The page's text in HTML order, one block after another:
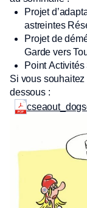
Projet
astreintes
Projet de
Garde vers
Point
Si vous
dessous :